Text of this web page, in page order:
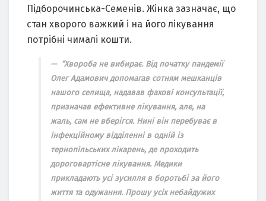
Підборочинська-Семенів. Жінка зазначає, що
стан хворого важкий і на його лікування
потрібні чималі кошти.
“Хвороба не вибирає. Від початку пандемії
Олег Адамович допомагав сотням мешканців
нашого селища, надавав фахові консультації,
призначав ефективне лікування, але, на
жаль, сам не вберігся. Нині він перебуває в
інфекційному відділенні в одній із
тернопільських лікарень, де проходить
дороговартісне лікування. Медики
прикладають усі зусилля в боротьбі за його
життя та одужання. Прошу усіх небайдужих